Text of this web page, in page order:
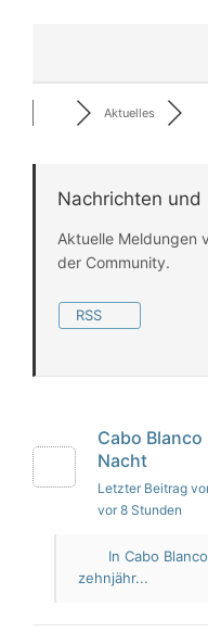
Aktuelles
Nachrichten und
Aktuelle Meldungen
der Community.
RSS
Cabo
Nacht
Letzter Beitrag
vor 8 Stunden
In Cabo
zehnjähr...